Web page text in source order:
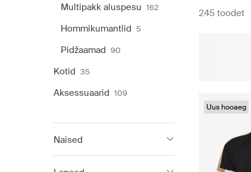
Multipakk aluspesu 162
Hommikumantlid 5
Pidžaamad 90
Kotid 35
Aksessuaarid 109
Naised
245 toodet
Uus hooaeg